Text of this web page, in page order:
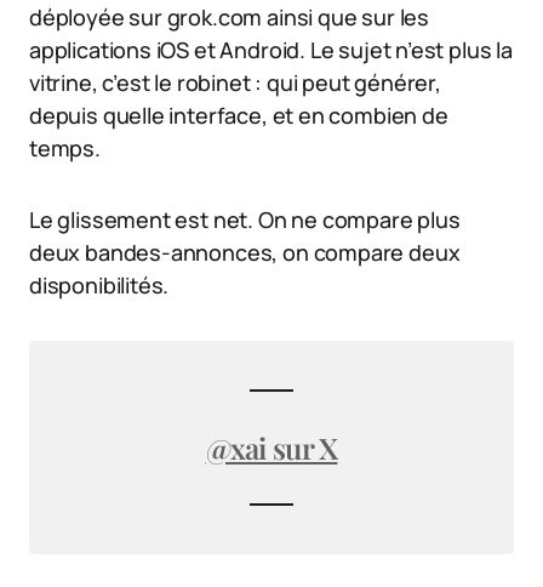
déployée sur grok.com ainsi que sur les
applications iOS et Android. Le sujet n’est plus la
vitrine, c’est le robinet : qui peut générer,
depuis quelle interface, et en combien de
temps.
Le glissement est net. On ne compare plus
deux bandes-annonces, on compare deux
disponibilités.
@xai sur X